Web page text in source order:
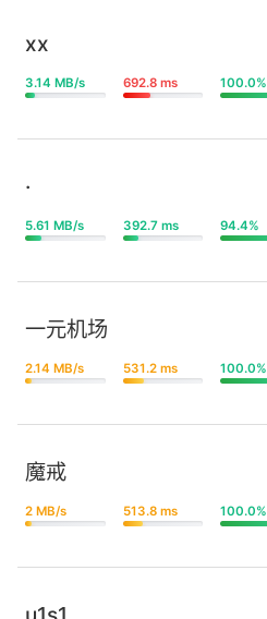
xx
3.14 MB/s 692.8 ms 100.0%
·
5.61 MB/s 392.7 ms 94.4%
一元机场
2.14 MB/s 531.2 ms 100.0%
魔戒
2 MB/s 513.8 ms 100.0%